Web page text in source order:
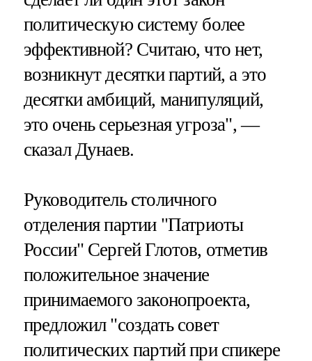
политическую систему более
эффективной? Считаю, что нет,
возникнут десятки партий, а это
десятки амбиций, манипуляций,
это очень серьезная угроза", —
сказал Дунаев.
Руководитель столичного
отделения партии "Патриоты
России" Сергей Глотов, отметив
положительное значение
принимаемого законопроекта,
предложил "создать совет
политических партий при спикере